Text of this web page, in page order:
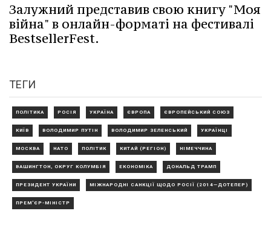
Залужний представив свою книгу "Моя
війна" в онлайн-форматі на фестивалі
BestsellerFest.
ТЕГИ
ПОЛІТИКА РОСІЯ УКРАЇНА ЄВРОПА ЄВРОПЕЙСЬКИЙ СОЮЗ
КИЇВ ВОЛОДИМИР ПУТІН ВОЛОДИМИР ЗЕЛЕНСЬКИЙ УКРАЇНЦІ
МОСКВА НАТО ПОЛІТИК КИТАЙ (РЕГІОН) НІМЕЧЧИНА
ВАШИНГТОН, ОКРУГ КОЛУМБІЯ ЕКОНОМІКА ДОНАЛЬД ТРАМП
ПРЕЗИДЕНТ УКРАЇНИ МІЖНАРОДНІ САНКЦІЇ ЩОДО РОСІЇ (2014—ДОТЕПЕР)
ПРЕМ'ЄР-МІНІСТР